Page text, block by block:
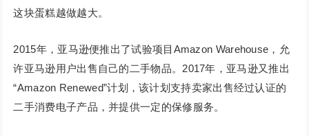
这块蛋糕越做越大。
2015年，亚马逊便推出了试验项目Amazon Warehouse，允
许亚马逊用户出售自己的二手物品。2017年，亚马逊又推出
“Amazon Renewed”计划，该计划支持卖家出售经过认证的
二手消费电子产品，并提供一定的保修服务。